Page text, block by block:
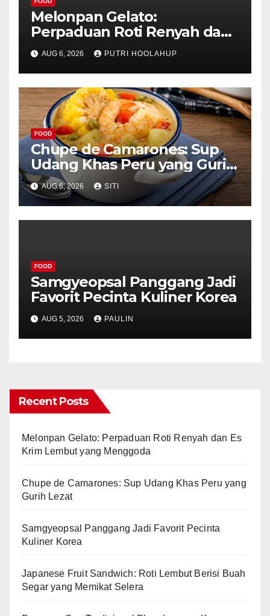
Melonpan Gelato:
Perpaduan Roti Renyah dan
Es Krim Lembut yang
Menggoda
AUG 6, 2026 PUTRI HOOLAHUP
FOOD
Chupe de Camarones: Sup
Udang Khas Peru yang Gurih
Lezat
AUG 6, 2026 SITI
FOOD
Samgyeopsal Panggang Jadi
Favorit Pecinta Kuliner Korea
AUG 5, 2026 PAULIN
Recent Posts
Melonpan Gelato: Perpaduan Roti Renyah dan Es
Krim Lembut yang Menggoda
Chupe de Camarones: Sup Udang Khas Peru yang
Gurih Lezat
Samgyeopsal Panggang Jadi Favorit Pecinta
Kuliner Korea
Japanese Fruit Sandwich: Roti Lembut Berisi Buah
Segar yang Memikat Selera